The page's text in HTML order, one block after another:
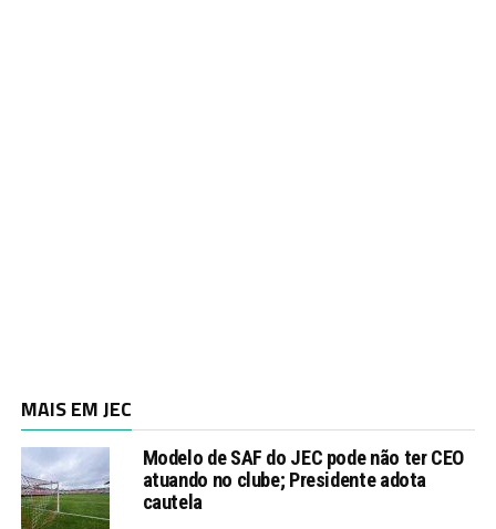
MAIS EM JEC
Modelo de SAF do JEC pode não ter CEO
atuando no clube; Presidente adota
cautela